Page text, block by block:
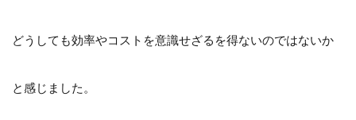
どうしても効率やコストを意識せざるを得ないのではないか
と感じました。